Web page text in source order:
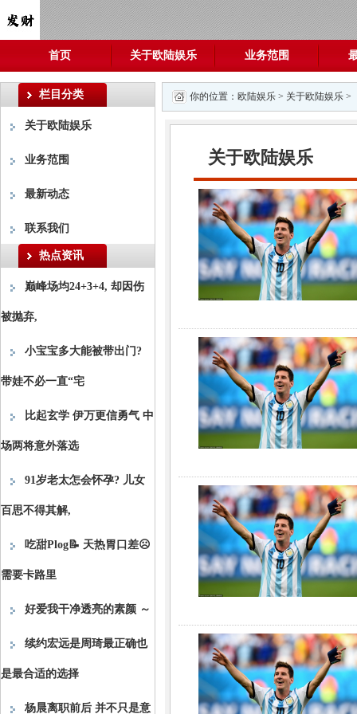
首页 关于欧陆娱乐 业务范围
栏目分类
关于欧陆娱乐
业务范围
最新动态
联系我们
热点资讯
巅峰场均24+3+4, 却因伤
被抛弃,
小宝宝多大能被带出门?
带娃不必一直“宅
比起玄学 伊万更信勇气 中
场两将意外落选
91岁老太怎会怀孕? 儿女
百思不得其解,
吃甜Plog📝 天热胃口差☹️
需要卡路里
好爱我干净透亮的素颜 ～
续约宏远是周琦最正确也
是最合适的选择
杨晨离职前后 并不只是意
你的位置： 欧陆娱乐 > 关于欧陆娱乐 >
关于欧陆娱乐